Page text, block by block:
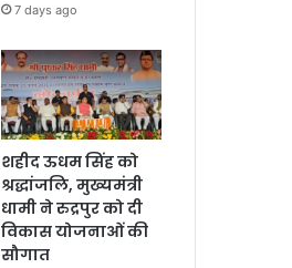
7 days ago
शहीद ऊधम सिंह को
श्रद्धांजलि, मुख्यमंत्री
धामी ने रुद्रपुर को दी
विकास योजनाओं की
सौगात